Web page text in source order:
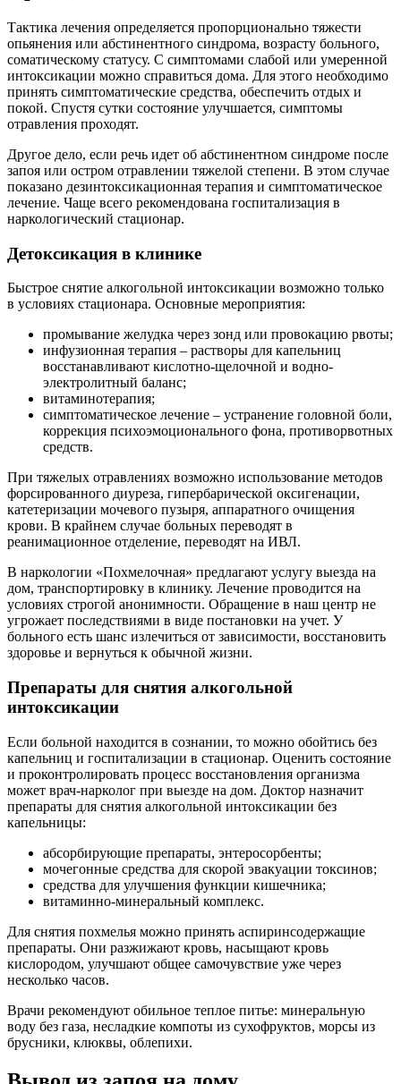
Тактика лечения определяется пропорционально тяжести
опьянения или абстинентного синдрома, возрасту больного,
соматическому статусу. С симптомами слабой или умеренной
интоксикации можно справиться дома. Для этого необходимо
принять симптоматические средства, обеспечить отдых и
покой. Спустя сутки состояние улучшается, симптомы
отравления проходят.
Другое дело, если речь идет об абстинентном синдроме после
запоя или остром отравлении тяжелой степени. В этом случае
показано дезинтоксикационная терапия и симптоматическое
лечение. Чаще всего рекомендована госпитализация в
наркологический стационар.
Детоксикация в клинике
Быстрое снятие алкогольной интоксикации возможно только
в условиях стационара. Основные мероприятия:
промывание желудка через зонд или провокацию рвоты;
инфузионная терапия – растворы для капельниц
восстанавливают кислотно-щелочной и водно-
электролитный баланс;
витаминотерапия;
симптоматическое лечение – устранение головной боли,
коррекция психоэмоционального фона, противорвотных
средств.
При тяжелых отравлениях возможно использование методов
форсированного диуреза, гипербарической оксигенации,
катетеризации мочевого пузыря, аппаратного очищения
крови. В крайнем случае больных переводят в
реанимационное отделение, переводят на ИВЛ.
В наркологии «Похмелочная» предлагают услугу выезда на
дом, транспортировку в клинику. Лечение проводится на
условиях строгой анонимности. Обращение в наш центр не
угрожает последствиями в виде постановки на учет. У
больного есть шанс излечиться от зависимости, восстановить
здоровье и вернуться к обычной жизни.
Препараты для снятия алкогольной
интоксикации
Если больной находится в сознании, то можно обойтись без
капельниц и госпитализации в стационар. Оценить состояние
и проконтролировать процесс восстановления организма
может врач-нарколог при выезде на дом. Доктор назначит
препараты для снятия алкогольной интоксикации без
капельницы:
абсорбирующие препараты, энтеросорбенты;
мочегонные средства для скорой эвакуации токсинов;
средства для улучшения функции кишечника;
витаминно-минеральный комплекс.
Для снятия похмелья можно принять аспиринсодержащие
препараты. Они разжижают кровь, насыщают кровь
кислородом, улучшают общее самочувствие уже через
несколько часов.
Врачи рекомендуют обильное теплое питье: минеральную
воду без газа, несладкие компоты из сухофруктов, морсы из
брусники, клюквы, облепихи.